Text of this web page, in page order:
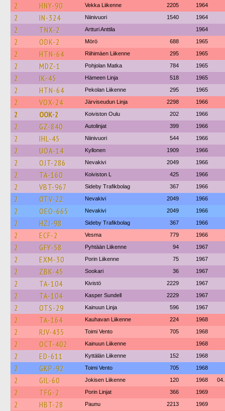
2 HNY-90 Vekka Liikenne 2205 1964
2 IN-324 Niinivuori 1540 1964
2 TNX-2 Artturi Anttila 1964
2 ODK-2 Mörö 688 1965
2 HTN-64 Riihimäen Liikenne 295 1965
2 MDZ-1 Pohjolan Matka 784 1965
2 IK-45 Hämeen Linja 518 1965
2 HTN-64 Pekolan Liikenne 295 1965
2 VOX-24 Järviseudun Linja 2298 1966
2 OOK-2 Koiviston Oulu 202 1966
2 GZ-840 Autolinjat 399 1966
2 IHL-45 Niinivuori 544 1966
2 UOA-14 Kyllonen 1909 1966
2 OJT-286 Nevakivi 2049 1966
2 TA-160 Koiviston L 425 1966
2 VBT-967 Sideby Trafikbolag 367 1966
2 OTV-22 Nevakivi 2049 1966
2 OEO-665 Nevakivi 2049 1966
2 HZJ-98 Sideby Trafikbolag 367 1966
2 ECF-2 Vesma 779 1966
2 GFY-58 Pyhtään Liikenne 94 1967
2 EXM-30 Porin Liikenne 75 1967
2 ZBK-45 Sookari 36 1967
2 TA-104 Kivistö 2229 1967
2 TA-104 Kasper Sundell 2229 1967
2 OTS-29 Kainuun Linja 596 1967
2 TA-164 Kauhavan Liikenne 224 1968
2 RJV-435 Toimi Vento 705 1968
2 OCT-402 Kainuun Liikenne 1968
2 ED-611 Kyttälän Liikenne 152 1968
2 GKP-92 Toimi Vento 705 1968
2 GIL-60 Jokisen Liikenne 120 1968
2 TFG-2 Porin Linjat 366 1969
2 HBT-28 Paunu 2213 1969